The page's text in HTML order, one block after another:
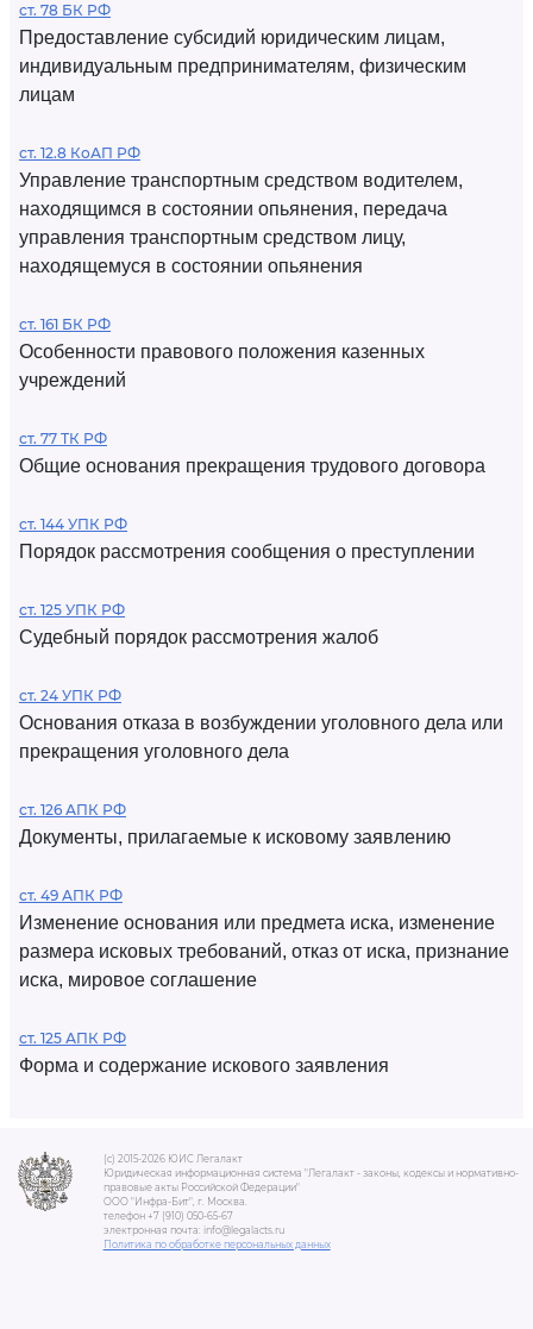
ст. 78 БК РФ
Предоставление субсидий юридическим лицам,
индивидуальным предпринимателям, физическим
лицам
ст. 12.8 КоАП РФ
Управление транспортным средством водителем,
находящимся в состоянии опьянения, передача
управления транспортным средством лицу,
находящемуся в состоянии опьянения
ст. 161 БК РФ
Особенности правового положения казенных
учреждений
ст. 77 ТК РФ
Общие основания прекращения трудового договора
ст. 144 УПК РФ
Порядок рассмотрения сообщения о преступлении
ст. 125 УПК РФ
Судебный порядок рассмотрения жалоб
ст. 24 УПК РФ
Основания отказа в возбуждении уголовного дела или
прекращения уголовного дела
ст. 126 АПК РФ
Документы, прилагаемые к исковому заявлению
ст. 49 АПК РФ
Изменение основания или предмета иска, изменение
размера исковых требований, отказ от иска, признание
иска, мировое соглашение
ст. 125 АПК РФ
Форма и содержание искового заявления
(c) 2015-2026 ЮИС Легалакт
Юридическая информационная система "Легалакт - законы, кодексы и нормативно-
правовые акты Российской Федерации"
ООО "Инфра-Бит", г. Москва.
телефон +7 (910) 050-65-67
электронная почта: info@legalacts.ru
Политика по обработке персональных данных